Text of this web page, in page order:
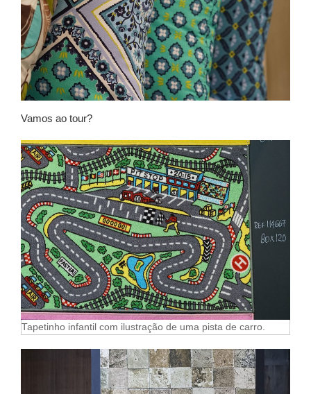
Vamos ao tour?
Tapetinho infantil com ilustração de uma pista de carro.